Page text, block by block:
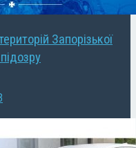
Запорізької